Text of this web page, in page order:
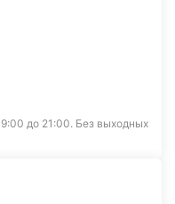
до 21:00. Без выходных